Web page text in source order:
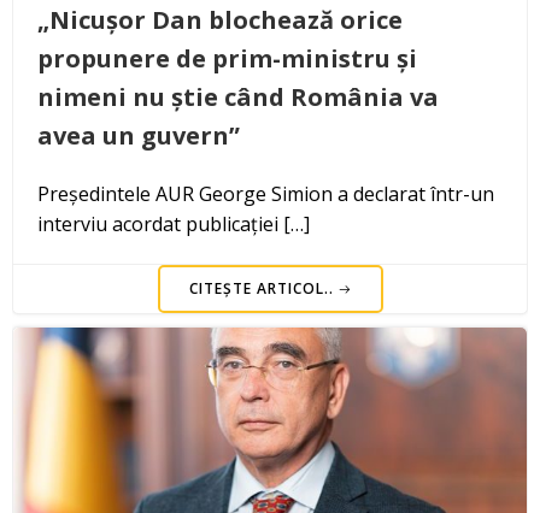
„Nicușor Dan blochează orice
propunere de prim-ministru și
nimeni nu știe când România va
avea un guvern”
Președintele AUR George Simion a declarat într-un
interviu acordat publicației […]
CITEȘTE ARTICOL..